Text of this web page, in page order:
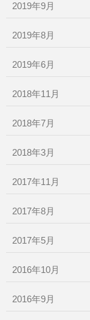
2019年9月
2019年8月
2019年6月
2018年11月
2018年7月
2018年3月
2017年11月
2017年8月
2017年5月
2016年10月
2016年9月